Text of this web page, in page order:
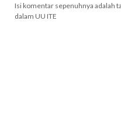
Isi komentar sepenuhnya adalah
dalam UU ITE